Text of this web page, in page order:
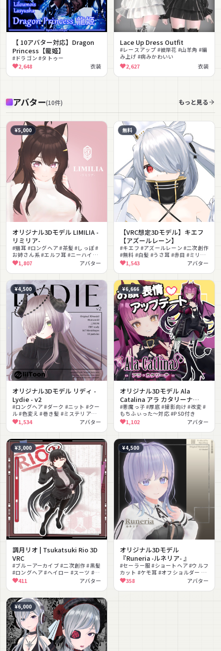
【 10アバター対応】Dragon
Princess【龍姬】
#ドラゴン #タトゥー
2,648 衣装
Lace Up Dress Outfit
#レースアップ #彼岸花 #山羊角 #編
み上げ #病みかわいい
2,627 衣装
アバター(10件) もっと見る
¥5,000
オリジナル3Dモデル LIMILIA -
リミリア-
#猫耳 #ロングヘア #茶髪 #しっぽ #
お姉さん系 #エルフ耳 #ニーハイブ
ーツ #もちふぃった～対応 #清楚
#VRChat
1,807 アバター
無料
【VRC想定3Dモデル】キエフ
【アズールレーン】
#キエフ #アズールレーン #二次創作
#無料 #白髪 #うさ耳 #赤目 #ミリタ
リー #セクシー #着脱ギミック
1,543 アバター
¥4,500
オリジナル3Dモデル リディ -
Lydie - v2
#ロングヘア #ダーク #ニット #クー
ル #色変え #巻き髪 #ミステリアス
#VRM対応 #もちふぃった～対応
1,534 アバター
¥6,666
オリジナル3Dモデル Ala
Catalina アラ カタリーナ
ver2.0アップデート
#悪魔っ子 #厚底 #撮影向け #改変 #
もちふぃった～対応 #PSD付き
1,102 アバター
¥3,000
調月リオ | Tsukatsuki Rio 3D
VRC
#ブルーアーカイブ #二次創作 #黒髪
#ロングヘア #ヘイロー #スーツ #ク
ール #大人っぽい #PhysBone対応
411 アバター
¥4,500
オリジナル3Dモデル
『Runeria -ルネリア- 』
#セーラー服 #ショートヘア #ウルフ
カット #ケモ耳 #オフショルダー #
メガネ #体型調整対応 #もちふぃっ
358 アバター
¥6,000